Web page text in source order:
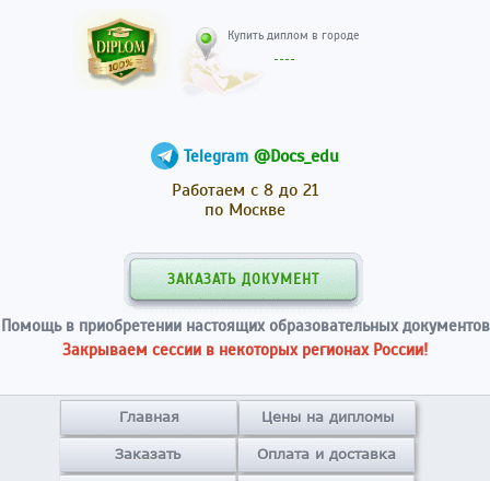
Telegram @Docs_edu
Работаем с 8 до 21
по Москве
ЗАКАЗАТЬ ДОКУМЕНТ
Помощь в приобретении настоящих образовательных документов
Закрываем сессии в некоторых регионах России!
Главная Цены на дипломы
Заказать Оплата и доставка